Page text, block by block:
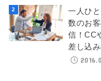
一人ひ
数のお
信！CC
差し込